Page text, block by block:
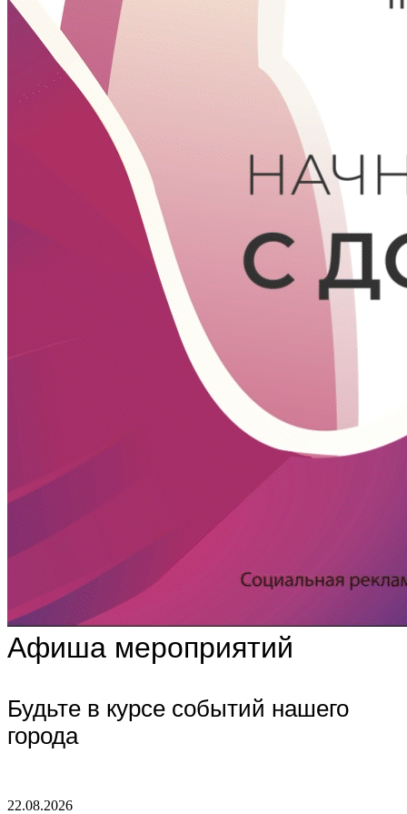
Афиша мероприятий
Будьте в курсе событий нашего
города
22.08.2026